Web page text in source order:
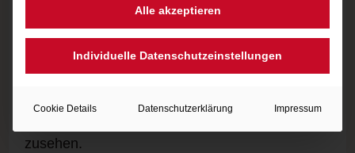
die Lebensgeister zu wecken. Es gilt vor allem,
öfter nach draußen zu gehen und sich in der
freien Natur aufzuhalten. Man kann Samen
kann man dem Leben selbst beim Erwachen
zusehen.
Alle akzeptieren
Individuelle Datenschutzeinstellungen
Cookie Details Datenschutzerklärung Impressum